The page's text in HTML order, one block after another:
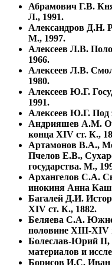
Абрамович Г.В.
Л., 1991.
Александров Д.Н.
М., 1997.
Алексеев Л.В.
1966.
Алексеев Л.В.
1980.
Алексеев Ю.Г.
1991.
Алексеев Ю.Г.
Андрияшев А.М.
конца XIV ст. К.,
Артамонов В.А.,
Пчелов Е.В.,
государства. М.,
Архангелов С.А.
инокиня Анна
Багалей Д.И.
XIV ст. К., 1882.
Беляева С.А.
половине XIII-XIV
Болеслав-Юрий II,
материалов и
Борисов И.С. Иван